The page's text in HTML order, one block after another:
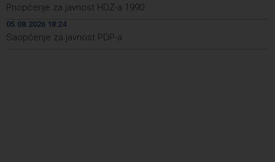
19:27
Grad Novi Travnik prvi put izravno dobio sredstva
Europske unije
Priopćenje za javnost HDZ-a 1990
05.08.2026 18:24
Saopćenje za javnost PDP-a